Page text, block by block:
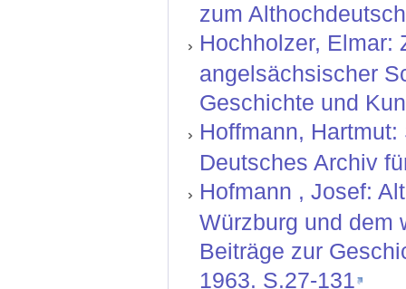
zum
Hochholzer, Elmar:
angelsächsischer
Geschichte und
Hoffmann,
Deutsches Archiv
Hofmann , Josef:
Würzburg und dem
Beiträge zur
1963. S.27-131